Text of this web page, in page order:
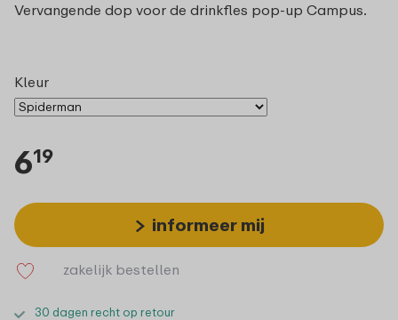
Vervangende dop voor de drinkfles pop-up Campus.
Kleur
619
informeer mij
zakelijk bestellen
30 dagen recht op retour